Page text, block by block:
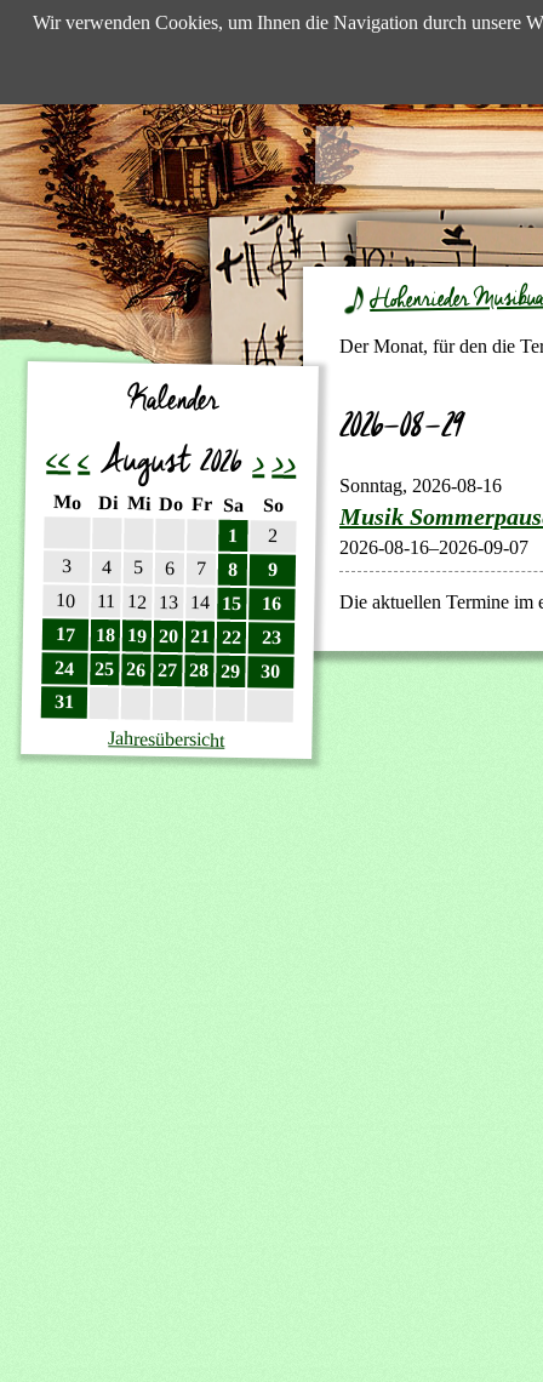
Hohenrieder
Der Monat, für den die
2026-08-29
Sonntag, 2026-08-16
Musik
2026-08-16–2026-09-07
Die aktuellen Termine
Kalender
<<<August 2026>>>
Montag
Dienstag
Mittwoch
Donnerstag
Freitag
Samstag
Sonntag
1 2
3 4 5 6 7 8 9
10 11 12 13 14 15 16
17 18 19 20 21 22 23
24 25 26 27 28 29
30
31
Jahresübersicht
Wir verwenden Cookies, um Ihnen die Navigation durch unsere